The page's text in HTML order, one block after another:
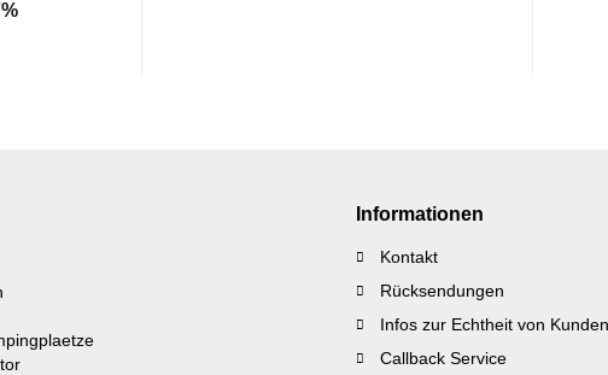
Informationen
Kontakt
Rücksendungen
Infos zur Echtheit von
Callback Service